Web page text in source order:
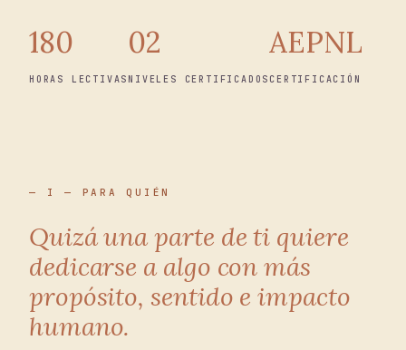
180
HORAS LECTIVAS
02
NIVELES CERTIFICADOS
AEPNL
CERTIFICACIÓN
— I — PARA QUIÉN
Quizá una parte de ti quiere
dedicarse a algo con más
propósito, sentido e impacto
humano.